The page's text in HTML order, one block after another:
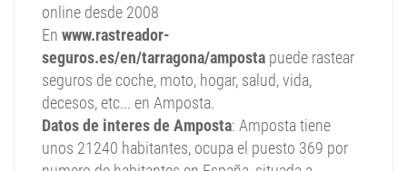
online desde 2008
En www.rastreador-
seguros.es/en/tarragona/amposta puede rastear
seguros de coche, moto, hogar, salud, vida,
decesos, etc... en Amposta.
Datos de interes de Amposta: Amposta tiene
unos 21240 habitantes, ocupa el puesto 369 por